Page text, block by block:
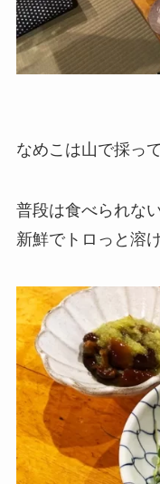
なめこは山で採っ
普段は食べられな
新鮮でトロっと溶